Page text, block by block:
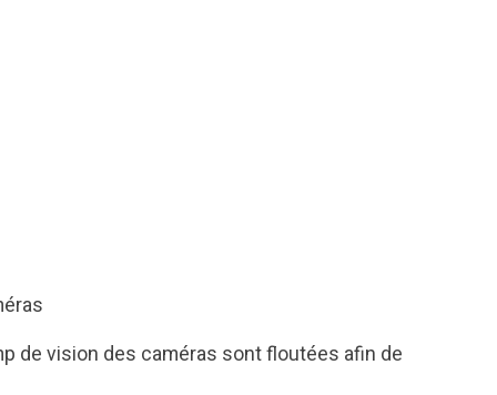
de vision des caméras sont floutées afin de